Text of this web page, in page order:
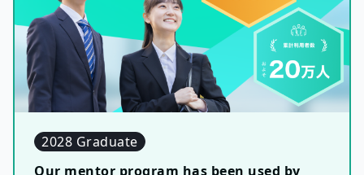
2028 Graduate
Our mentor program has been used by